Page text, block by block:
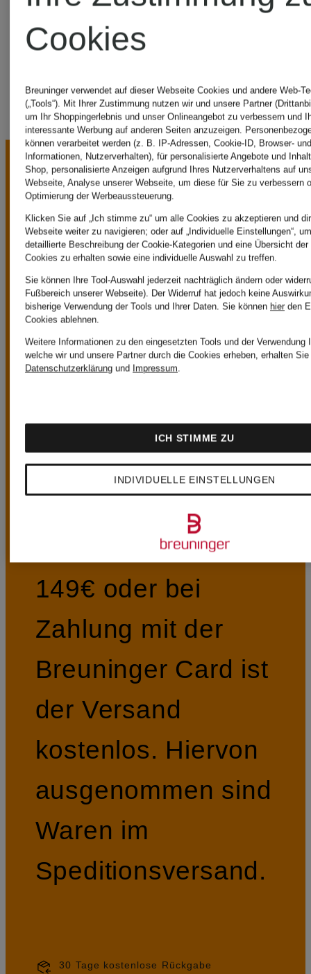
RAINS
UNSERE
VORTEILE
Bestellwert von
149€ oder bei
Zahlung mit der
Breuninger Card ist
der Versand
kostenlos. Hiervon
ausgenommen sind
Waren im
Speditionsversand.
30 Tage kostenlose Rückgabe
Cookies
Breuninger verwendet auf dieser Webseite Cookies und andere Web-
(„Tools“). Mit Ihrer Zustimmung nutzen wir und unsere Partner
um Ihr Shoppingerlebnis und unser Onlineangebot zu verbessern und
interessante Werbung auf anderen Seiten anzuzeigen.
können verarbeitet werden (z. B. IP-Adressen, Cookie-ID, Browser-
Informationen, Nutzerverhalten), für personalisierte Angebote und
Shop, personalisierte Anzeigen aufgrund Ihres Nutzerverhaltens auf
Webseite, Analyse unserer Webseite, um diese für Sie zu verbessern
Optimierung der Werbeaussteuerung.
Klicken Sie auf „Ich stimme zu“ um alle Cookies zu akzeptieren und
Webseite weiter zu navigieren; oder auf „Individuelle Einstellungen“,
detaillierte Beschreibung der Cookie-Kategorien und eine Übersicht
Cookies zu erhalten sowie eine individuelle Auswahl zu treffen.
Sie können Ihre Tool-Auswahl jederzeit nachträglich ändern oder
Fußbereich unserer Webseite). Der Widerruf hat jedoch keine
bisherige Verwendung der Tools und Ihrer Daten. Sie können hier den
Cookies ablehnen.
Weitere Informationen zu den eingesetzten Tools und der Verwendung
welche wir und unsere Partner durch die Cookies erheben, erhalten
Datenschutzerklärung und Impressum.
INDIVIDUELLE EINSTELLUNGEN
ICH STIMME ZU